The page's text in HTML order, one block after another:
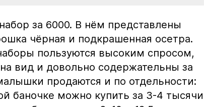
за 6000. В нём представлены
чёрная и подкрашенная осетра.
пользуются высоким спросом,
вид и довольно содержательны за
продаются и по отдельности:
баночке можно купить за 3-4 тысячи